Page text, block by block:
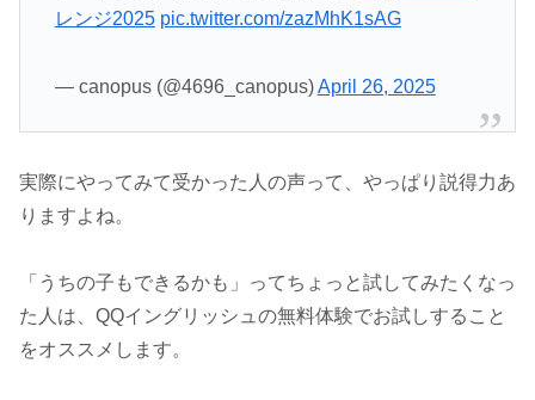
レンジ2025 pic.twitter.com/zazMhK1sAG
— canopus (@4696_canopus)April 26, 2025
実際にやってみて受かった人の声って、やっぱり説得力あ
りますよね。
「うちの子もできるかも」ってちょっと試してみたくなっ
た人は、QQイングリッシュの無料体験でお試しすること
をオススメします。